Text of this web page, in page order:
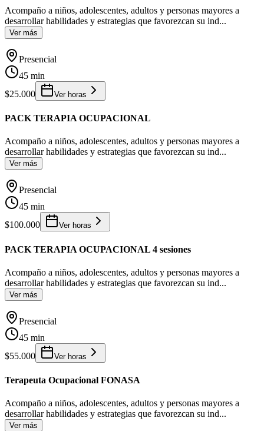
Acompaño a niños, adolescentes, adultos y personas mayores a
desarrollar habilidades y estrategias que favorezcan su ind...
Ver más
Presencial
45 min
$25.000
Ver horas
PACK TERAPIA OCUPACIONAL
Acompaño a niños, adolescentes, adultos y personas mayores a
desarrollar habilidades y estrategias que favorezcan su ind...
Ver más
Presencial
45 min
$100.000
Ver horas
PACK TERAPIA OCUPACIONAL 4 sesiones
Acompaño a niños, adolescentes, adultos y personas mayores a
desarrollar habilidades y estrategias que favorezcan su ind...
Ver más
Presencial
45 min
$55.000
Ver horas
Terapeuta Ocupacional FONASA
Acompaño a niños, adolescentes, adultos y personas mayores a
desarrollar habilidades y estrategias que favorezcan su ind...
Ver más